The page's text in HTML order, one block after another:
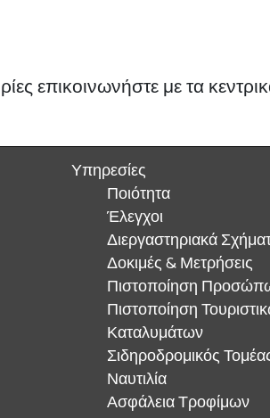
επικοινωνήστε με τα
Υπηρεσίες
Ποιότητα
Έλεγχοι
Διεργαστηριακά
Δοκιμές & Μετρήσεις
Πιστοποίηση
Πιστοποίηση
Καταλυμάτων
Σιδηροδρομικός
Ναυτιλία
Ασφάλεια Τροφίμων